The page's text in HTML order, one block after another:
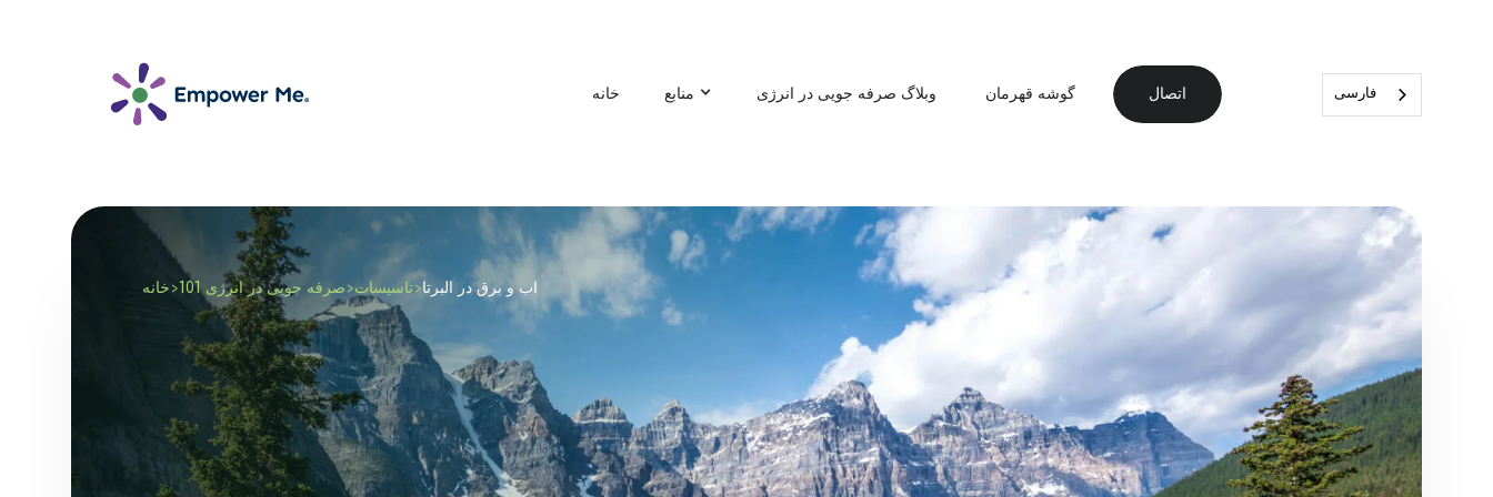
خانه منابع گوشه قهرمان اتصال فارسی
خانه > صرفه جویی در انرژی 101 >تاسیسات>اب و برق در البرتا